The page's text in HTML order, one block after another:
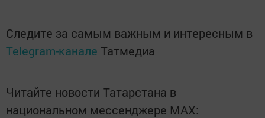
Следите за самым важным и интересным в
Telegram-канале Татмедиа
Читайте новости Татарстана в
национальном мессенджере MАХ: